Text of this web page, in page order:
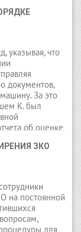
указывая, что
документов,
За это
К. был
об оценке
251181
ЗКО
на постоянной
для